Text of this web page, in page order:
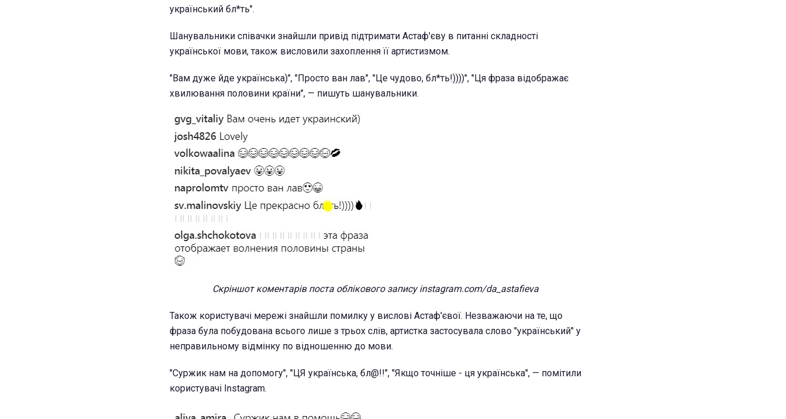
український бл*ть".
Шанувальники співачки знайшли привід підтримати Астаф'єву в питанні складності
української мови, також висловили захоплення її артистизмом.
"Вам дуже йде українська)", "Просто ван лав", "Це чудово, бл*ть!))))", "Ця фраза відображає
хвилювання половини країни", — пишуть шанувальники.
Скріншот коментарів поста облікового запису instagram.com/da_astafieva
Також користувачі мережі знайшли помилку у вислові Астаф'євої. Незважаючи на те, що
фраза була побудована всього лише з трьох слів, артистка застосувала слово "український" у
неправильному відмінку по відношенню до мови.
"Суржик нам на допомогу", "ЦЯ українська, бл@!!", "Якщо точніше - ця украïнська", — помітили
користувачі Instagram.